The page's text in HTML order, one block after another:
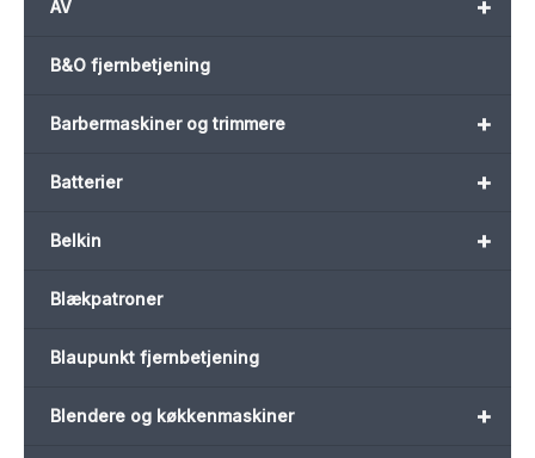
+
AV
B&O fjernbetjening
+
Barbermaskiner og trimmere
+
Batterier
+
Belkin
Blækpatroner
Blaupunkt fjernbetjening
+
Blendere og køkkenmaskiner